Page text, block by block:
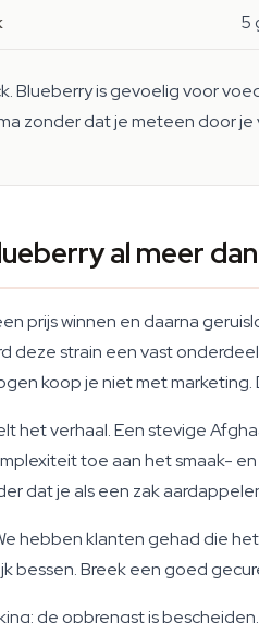
5
Blueberry is gevoelig voor
zonder dat je meteen door
al meer
prijs winnen en daarna
deze strain een vast
koop je niet met marketing.
het verhaal. Een stevige
toe aan het smaak-
dat je als een zak
hebben klanten gehad die
bessen. Breek een goed
de opbrengst is